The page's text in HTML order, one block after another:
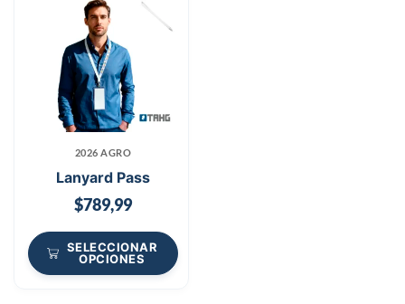
2026 AGRO
Lanyard Pass
$789,99
SELECCIONAR
OPCIONES